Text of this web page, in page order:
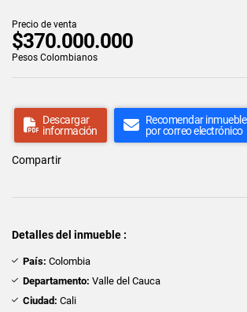
Precio de venta
$370.000.000
Pesos Colombianos
Descargar
información
Recomendar inmueble
por correo electrónico
Compartir
Detalles del inmueble :
País: Colombia
Departamento: Valle del Cauca
Ciudad: Cali